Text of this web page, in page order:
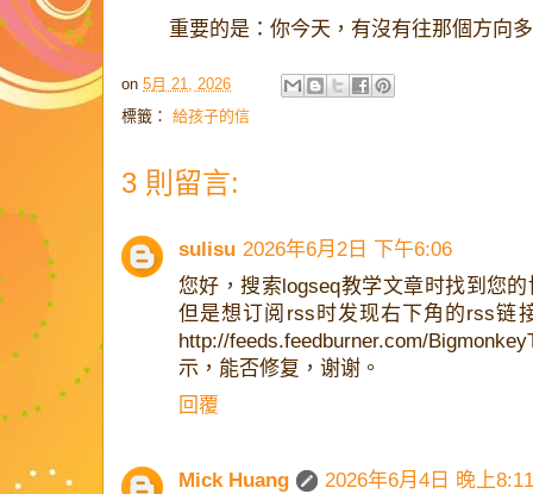
重要的是：你今天，有沒有往那個方向
on 5月 21, 2026
標籤： 給孩子的信
3 則留言:
sulisu 2026年6月2日 下午6:06
您好，搜索logseq教学文章时找到您
但是想订阅rss时发现右下角的rss链
http://feeds.feedburner.com/
示，能否修复，谢谢。
回覆
Mick Huang
2026年6月4日 晚上8:11